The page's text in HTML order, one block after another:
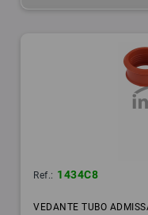
Ref.: 1434C8
VEDANTE TUBO